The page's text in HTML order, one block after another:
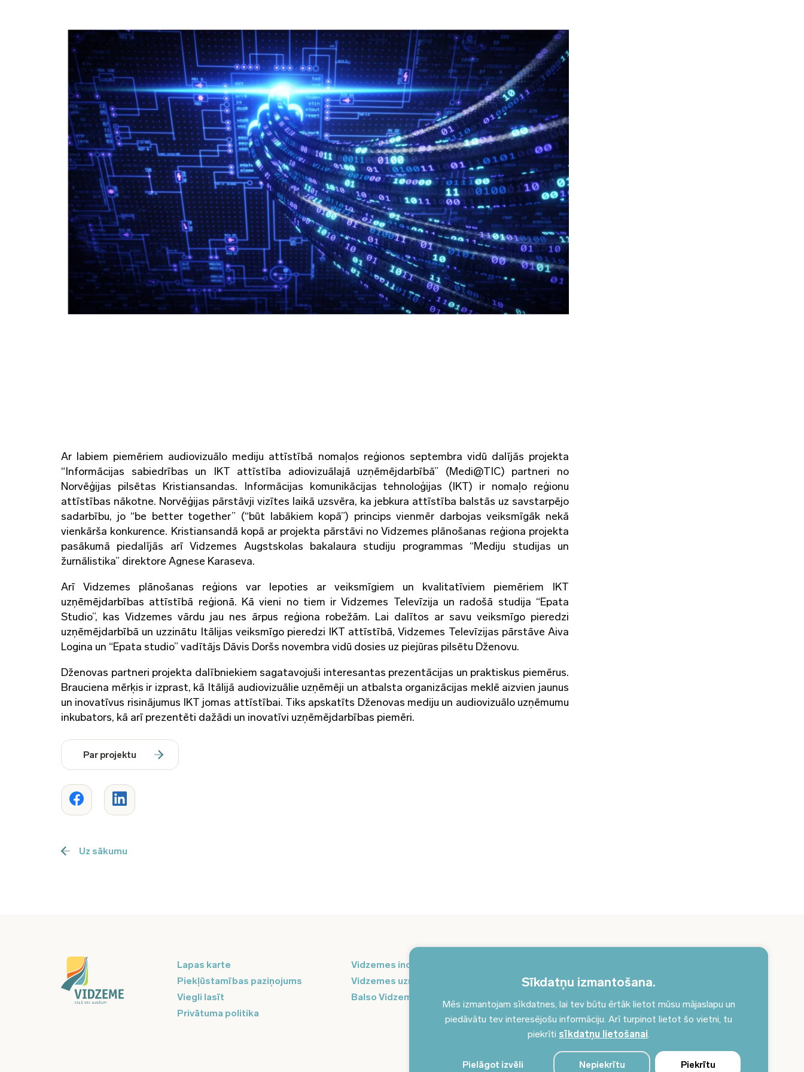
Sīkdatņu izmantošana.
Mēs izmantojam sīkdatnes, lai tev būtu ērtāk lietot mūsu mājaslapu un
piedāvātu tev interesējošu informāciju. Arī turpinot lietot šo vietni, tu
piekrīti sīkdatņu lietošanai.
Pielāgot izvēli Nepiekrītu Piekrītu
Ar labiem piemēriem audiovizuālo mediju attīstībā nomaļos reģionos septembra vidū dalījās projekta
“Informācijas sabiedrības un IKT attīstība adiovizuālajā uzņēmējdarbībā” (Medi@TIC) partneri no
Norvēģijas pilsētas Kristiansandas. Informācijas komunikācijas tehnoloģijas (IKT) ir nomaļo reģionu
attīstības nākotne. Norvēģijas pārstāvji vizītes laikā uzsvēra, ka jebkura attīstība balstās uz savstarpējo
sadarbību, jo “be better together” (“būt labākiem kopā”) princips vienmēr darbojas veiksmīgāk nekā
vienkārša konkurence. Kristiansandā kopā ar projekta pārstāvi no Vidzemes plānošanas reģiona projekta
pasākumā piedalījās arī Vidzemes Augstskolas bakalaura studiju programmas “Mediju studijas un
žurnālistika” direktore Agnese Karaseva.
Arī Vidzemes plānošanas reģions var lepoties ar veiksmīgiem un kvalitatīviem piemēriem IKT
uzņēmējdarbības attīstībā reģionā. Kā vieni no tiem ir Vidzemes Televīzija un radošā studija “Epata
Studio”, kas Vidzemes vārdu jau nes ārpus reģiona robežām. Lai dalītos ar savu veiksmīgo pieredzi
uzņēmējdarbībā un uzzinātu Itālijas veiksmīgo pieredzi IKT attīstībā, Vidzemes Televīzijas pārstāve Aiva
Logina un “Epata studio” vadītājs Dāvis Doršs novembra vidū dosies uz piejūras pilsētu Dženovu.
Dženovas partneri projekta dalībniekiem sagatavojuši interesantas prezentācijas un praktiskus piemērus.
Brauciena mērķis ir izprast, kā Itālijā audiovizuālie uzņēmēji un atbalsta organizācijas meklē aizvien jaunus
un inovatīvus risinājumus IKT jomas attīstībai. Tiks apskatīts Dženovas mediju un audiovizuālo uzņēmumu
inkubators, kā arī prezentēti dažādi un inovatīvi uzņēmējdarbības piemēri.
Par projektu
Uz sākumu
Lapas karte
Piekļūstamības paziņojums
Viegli lasīt
Privātuma politika
Vidzemes inovāciju nedēļa
Vidzemes uzņēmējdarbības centrs
Balso Vidzeme
jaunumus savā e-pastā!
Pieteikties jaunumiem